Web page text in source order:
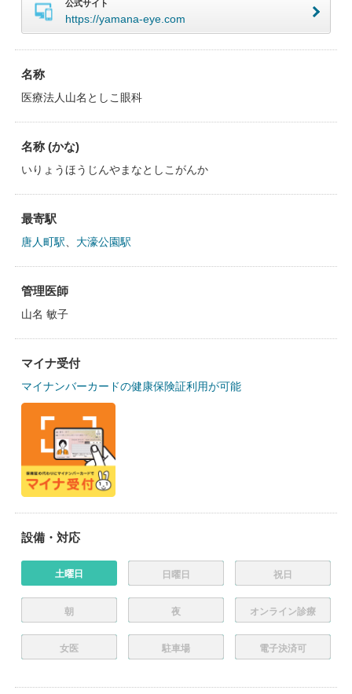
公式サイト
https://yamana-eye.com
名称
医療法人山名としこ眼科
名称 (かな)
いりょうほうじんやまなとしこがんか
最寄駅
唐人町駅 大濠公園駅
管理医師
山名 敏子
マイナ受付
マイナンバーカードの健康保険証利用が可能
設備・対応
土曜日 日曜日 祝日
朝 夜 オンライン診療
女医 駐車場 電子決済可